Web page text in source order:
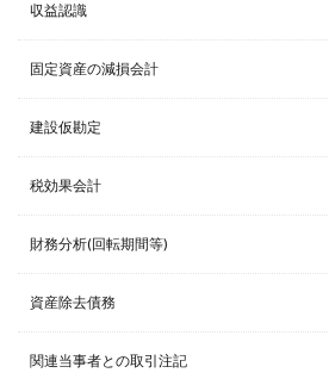
収益認識
固定資産の減損会計
建設仮勘定
税効果会計
財務分析(回転期間等)
資産除去債務
関連当事者との取引注記